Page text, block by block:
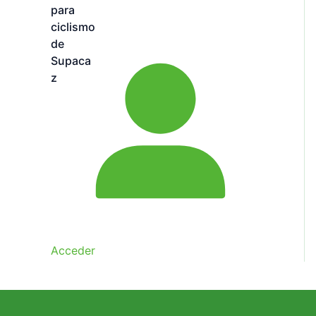
Acceder